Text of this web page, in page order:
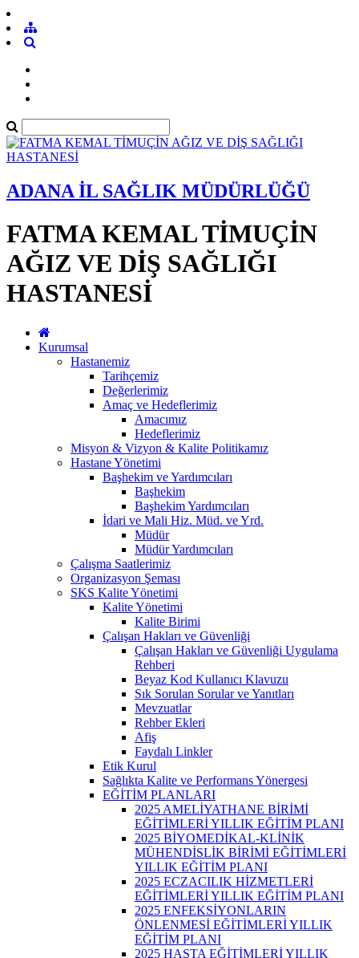
ADANA İL SAĞLIK MÜDÜRLÜĞÜ
FATMA KEMAL TİMUÇİN
AĞIZ VE DİŞ SAĞLIĞI
HASTANESİ
Kurumsal
Hastanemiz
Tarihçemiz
Değerlerimiz
Amaç ve Hedeflerimiz
Amacımız
Hedeflerimiz
Misyon & Vizyon & Kalite Politikamız
Hastane Yönetimi
Başhekim ve Yardımcıları
Başhekim
Başhekim Yardımcıları
İdari ve Mali Hiz. Müd. ve Yrd.
Müdür
Müdür Yardımcıları
Çalışma Saatlerimiz
Organizasyon Şeması
SKS Kalite Yönetimi
Kalite Yönetimi
Kalite Birimi
Çalışan Hakları ve Güvenliği
Çalışan Hakları ve Güvenliği Uygulama
Rehberi
Beyaz Kod Kullanıcı Klavuzu
Sık Sorulan Sorular ve Yanıtları
Mevzuatlar
Rehber Ekleri
Afiş
Faydalı Linkler
Etik Kurul
Sağlıkta Kalite ve Performans Yönergesi
EĞİTİM PLANLARI
2025 AMELİYATHANE BİRİMİ
EĞİTİMLERİ YILLIK EĞİTİM PLANI
2025 BİYOMEDİKAL-KLİNİK
MÜHENDİSLİK BİRİMİ EĞİTİMLERİ
YILLIK EĞİTİM PLANI
2025 ECZACILIK HİZMETLERİ
EĞİTİMLERİ YILLIK EĞİTİM PLANI
2025 ENFEKSİYONLARIN
ÖNLENMESİ EĞİTİMLERİ YILLIK
EĞİTİM PLANI
2025 HASTA EĞİTİMLERİ YILLIK